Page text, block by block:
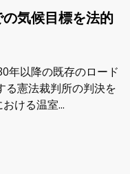
の気候目標を法的
年以降の既存のロード
る憲法裁判所の判決を
ける温室...